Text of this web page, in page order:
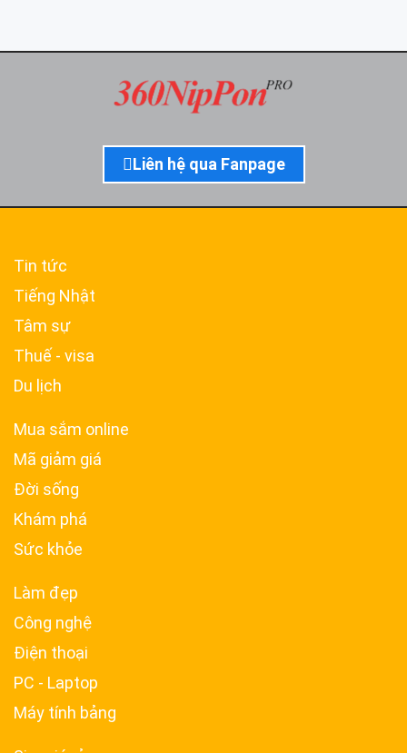
Liên hệ qua Fanpage
Tin tức
Tiếng Nhật
Tâm sự
Thuế - visa
Du lịch
Mua sắm online
Mã giảm giá
Đời sống
Khám phá
Sức khỏe
Làm đẹp
Công nghệ
Điện thoại
PC - Laptop
Máy tính bảng